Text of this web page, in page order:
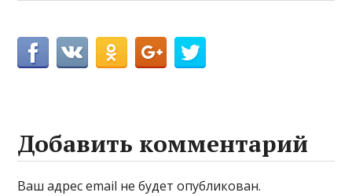
Добавить комментарий
Ваш адрес email не будет опубликован.